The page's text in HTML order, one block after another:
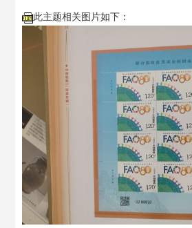
此主题相关图片如下：